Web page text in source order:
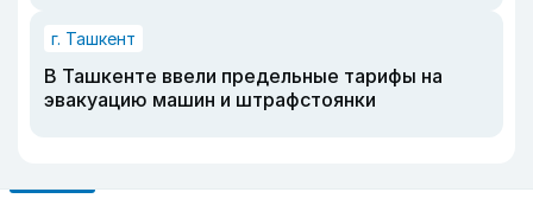
г. Ташкент
В Ташкенте ввели предельные тарифы на
эвакуацию машин и штрафстоянки